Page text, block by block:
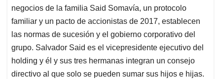
negocios de la familia Said Somavía, un protocolo
familiar y un pacto de accionistas de 2017, establecen
las normas de sucesión y el gobierno corporativo del
grupo. Salvador Said es el vicepresidente ejecutivo del
holding y él y sus tres hermanas integran un consejo
directivo al que solo se pueden sumar sus hijos e hijas.